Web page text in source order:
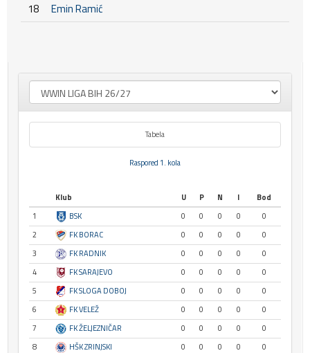
18
Emin Ramić
Tabela
Raspored 1. kola
Klub U P N I
Bod
1
BSK 0 0 0 0
0
2
FK BORAC 0 0 0 0
0
3
FK RADNIK 0 0 0 0
0
4
FK SARAJEVO 0 0 0 0
0
5
FK SLOGA DOBOJ 0 0 0 0
0
6
FK VELEŽ 0 0 0 0
0
7
FK ŽELJEZNIČAR 0 0 0 0
0
8
HŠK ZRINJSKI 0 0 0 0
0